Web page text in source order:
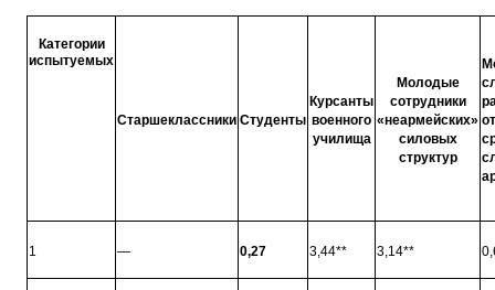
Категории
испытуемых
Старшеклассники Студенты
Курсанты
военного
училища
Молодые
сотрудники
«неармейских»
силовых
структур
1 — 0,27 3,44** 3,14**